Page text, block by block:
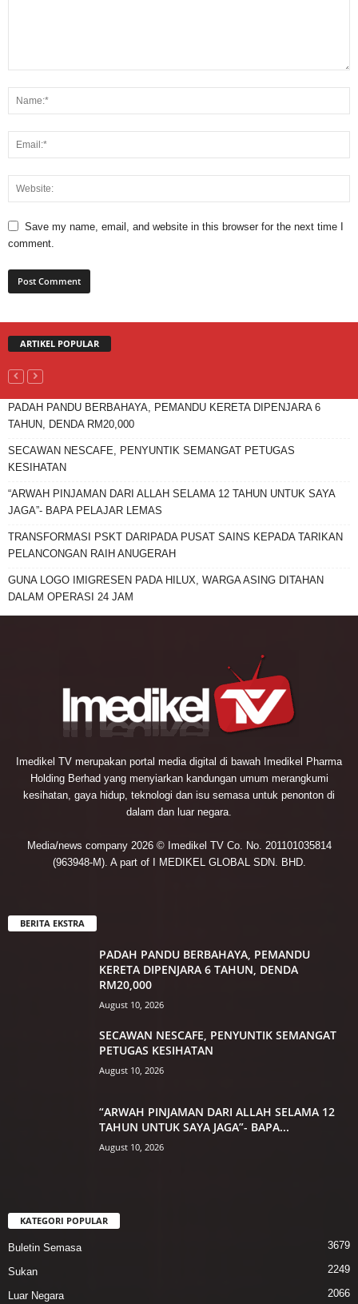
Save my name, email, and website in this browser for the next time I
comment.
ARTIKEL POPULAR
PADAH PANDU BERBAHAYA, PEMANDU KERETA DIPENJARA 6
TAHUN, DENDA RM20,000
SECAWAN NESCAFE, PENYUNTIK SEMANGAT PETUGAS
KESIHATAN
“ARWAH PINJAMAN DARI ALLAH SELAMA 12 TAHUN UNTUK SAYA
JAGA”- BAPA PELAJAR LEMAS
TRANSFORMASI PSKT DARIPADA PUSAT SAINS KEPADA TARIKAN
PELANCONGAN RAIH ANUGERAH
GUNA LOGO IMIGRESEN PADA HILUX, WARGA ASING DITAHAN
DALAM OPERASI 24 JAM
Imedikel TV merupakan portal media digital di bawah Imedikel Pharma
Holding Berhad yang menyiarkan kandungan umum merangkumi
kesihatan, gaya hidup, teknologi dan isu semasa untuk penonton di
dalam dan luar negara.
Media/news company 2026 © Imedikel TV Co. No. 201101035814
(963948-M). A part of I MEDIKEL GLOBAL SDN. BHD.
BERITA EKSTRA
PADAH PANDU BERBAHAYA, PEMANDU
KERETA DIPENJARA 6 TAHUN, DENDA
RM20,000
August 10, 2026
SECAWAN NESCAFE, PENYUNTIK SEMANGAT
PETUGAS KESIHATAN
August 10, 2026
“ARWAH PINJAMAN DARI ALLAH SELAMA 12
TAHUN UNTUK SAYA JAGA”- BAPA...
August 10, 2026
KATEGORI POPULAR
Buletin Semasa 3679
Sukan 2249
Luar Negara 2066